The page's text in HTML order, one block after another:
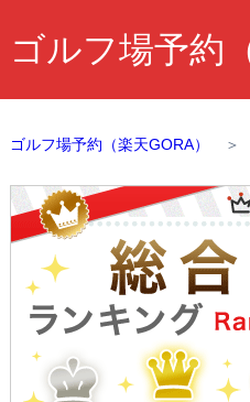
ゴルフ場予約
ゴルフ場予約（楽天GORA） ＞